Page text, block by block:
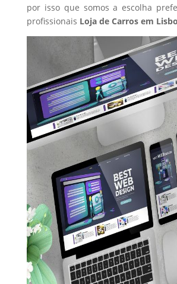
por isso que somos a escolha
profissionais Loja de Carrosem